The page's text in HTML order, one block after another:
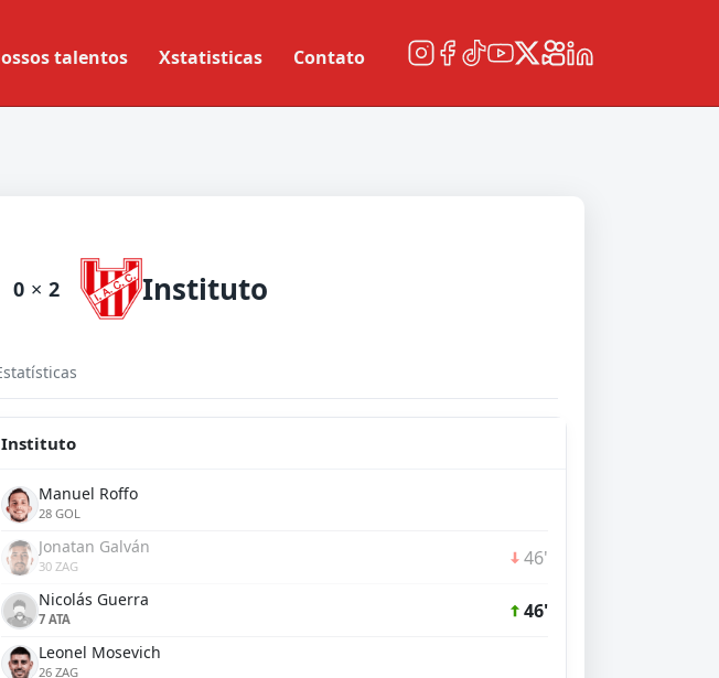
talentos Xstatisticas Contato
0 × 2 Instituto
Instituto
Manuel Roffo
28 GOL
Jonatan Galván
30 ZAG 46'
Nicolás Guerra
7 ATA 46'
Leonel Mosevich
26 ZAG